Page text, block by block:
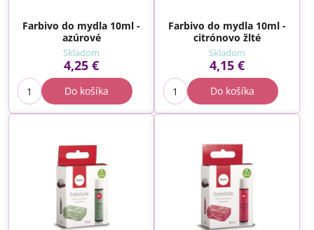
Farbivo do mydla 10ml -
azúrové
Skladom
4,25 €
Do košíka
Farbivo do mydla 10ml -
citrónovo žlté
Skladom
4,15 €
Do košíka